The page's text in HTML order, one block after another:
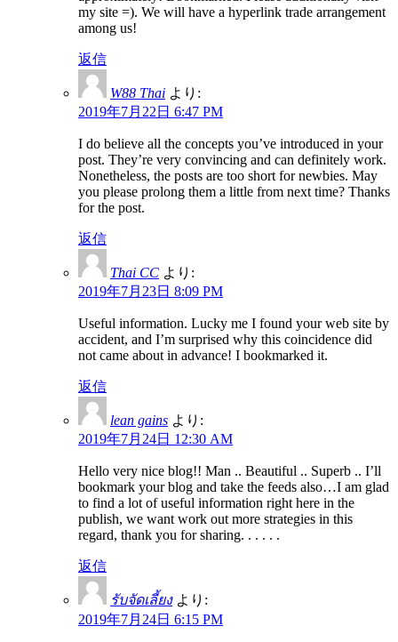
my site =). We will have a hyperlink trade arrangement
among us!
返信
W88 Thai より:
2019年7月22日 6:47 PM
I do believe all the concepts you’ve introduced in your
post. They’re very convincing and can definitely work.
Nonetheless, the posts are too short for newbies. May
you please prolong them a little from next time? Thanks
for the post.
返信
Thai CC より:
2019年7月23日 8:09 PM
Useful information. Lucky me I found your web site by
accident, and I’m surprised why this coincidence did
not came about in advance! I bookmarked it.
返信
lean gains より:
2019年7月24日 12:30 AM
Hello very nice blog!! Man .. Beautiful .. Superb .. I’ll
bookmark your blog and take the feeds also…I am glad
to find a lot of useful information right here in the
publish, we want work out more strategies in this
regard, thank you for sharing. . . . . .
返信
รับจัดเลี้ยง より:
2019年7月24日 6:15 PM